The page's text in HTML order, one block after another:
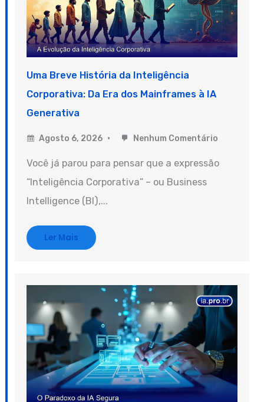
Uma Breve História da Inteligência
Corporativa: Da Era dos Mainframes à IA
Generativa
Agosto 6, 2026 Nenhum Comentário
Você já parou para pensar que a expressão
“Inteligência Corporativa” – ou Business
Intelligence (BI),...
Ler Mais